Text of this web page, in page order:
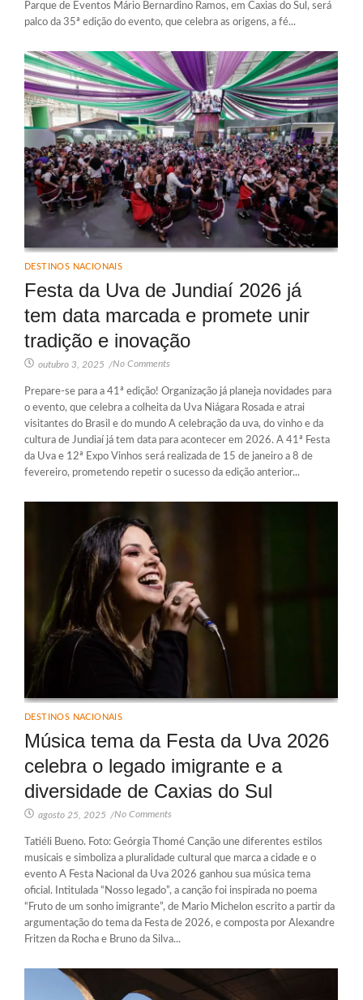
Parque de Eventos Mário Bernardino Ramos, em Caxias do Sul, será
palco da 35ª edição do evento, que celebra as origens, a fé...
DESTINOS NACIONAIS
Festa da Uva de Jundiaí 2026 já
tem data marcada e promete unir
tradição e inovação
outubro 3, 2025 /No Comments
Prepare-se para a 41ª edição! Organização já planeja novidades para
o evento, que celebra a colheita da Uva Niágara Rosada e atrai
visitantes do Brasil e do mundo A celebração da uva, do vinho e da
cultura de Jundiaí já tem data para acontecer em 2026. A 41ª Festa
da Uva e 12ª Expo Vinhos será realizada de 15 de janeiro a 8 de
fevereiro, prometendo repetir o sucesso da edição anterior...
DESTINOS NACIONAIS
Música tema da Festa da Uva 2026
celebra o legado imigrante e a
diversidade de Caxias do Sul
agosto 25, 2025 /No Comments
Tatiéli Bueno. Foto: Geórgia Thomé Canção une diferentes estilos
musicais e simboliza a pluralidade cultural que marca a cidade e o
evento A Festa Nacional da Uva 2026 ganhou sua música tema
oficial. Intitulada “Nosso legado”, a canção foi inspirada no poema
“Fruto de um sonho imigrante”, de Mario Michelon escrito a partir da
argumentação do tema da Festa de 2026, e composta por Alexandre
Fritzen da Rocha e Bruno da Silva...